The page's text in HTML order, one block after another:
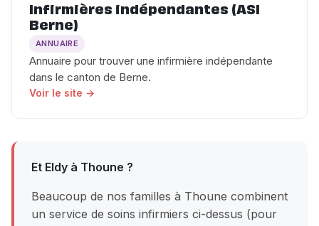
Infirmières indépendantes (ASI
Berne)
ANNUAIRE
Annuaire pour trouver une infirmière indépendante
dans le canton de Berne.
Voir le site →
Et Eldy à Thoune ?
Beaucoup de nos familles à Thoune combinent
un service de soins infirmiers ci-dessus (pour